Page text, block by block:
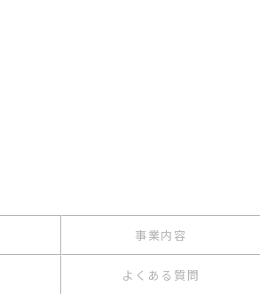
事業内容
よくある質問